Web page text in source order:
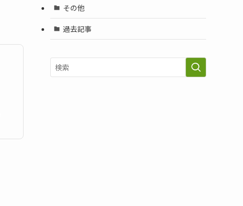
その他
過去記事